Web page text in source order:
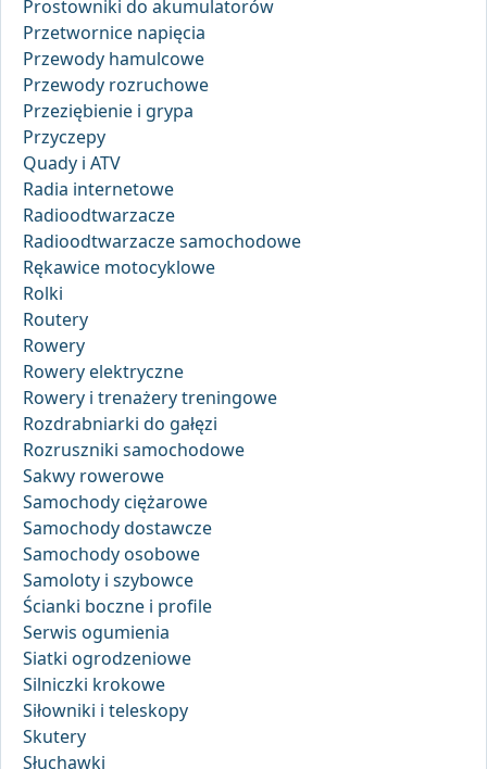
Prostowniki do akumulatorów
Przetwornice napięcia
Przewody hamulcowe
Przewody rozruchowe
Przeziębienie i grypa
Przyczepy
Quady i ATV
Radia internetowe
Radioodtwarzacze
Radioodtwarzacze samochodowe
Rękawice motocyklowe
Rolki
Routery
Rowery
Rowery elektryczne
Rowery i trenażery treningowe
Rozdrabniarki do gałęzi
Rozruszniki samochodowe
Sakwy rowerowe
Samochody ciężarowe
Samochody dostawcze
Samochody osobowe
Samoloty i szybowce
Ścianki boczne i profile
Serwis ogumienia
Siatki ogrodzeniowe
Silniczki krokowe
Siłowniki i teleskopy
Skutery
Słuchawki